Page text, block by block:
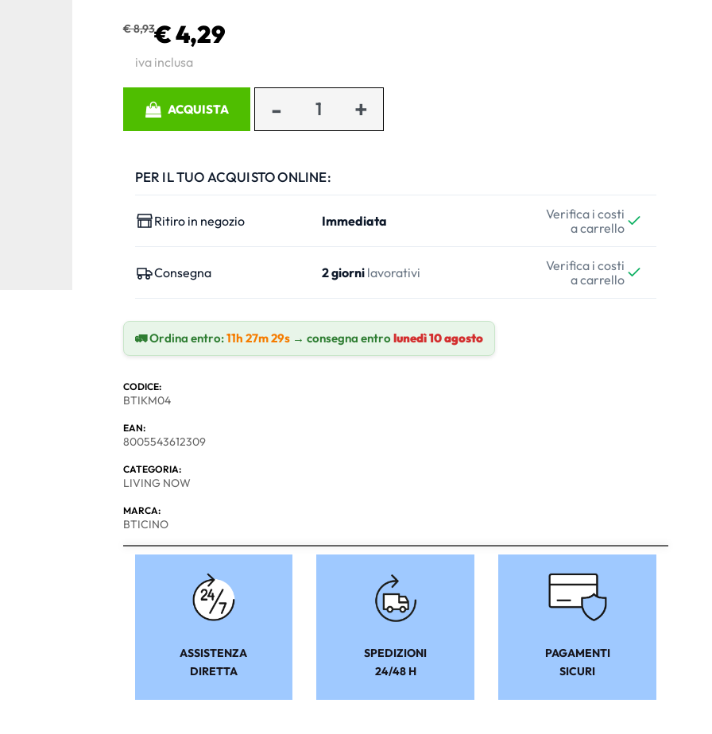
€ 8,93€ 4,29
iva inclusa
ACQUISTA
PER IL TUO ACQUISTO ONLINE:
Ritiro in negozio Immediata
Verifica i costi
a carrello
Consegna 2 giornilavorativi
Verifica i costi
a carrello
🚛 Ordina entro:11h 27m 28s→ consegna entrolunedì 10 agosto
CODICE:
BTIKM04
EAN:
8005543612309
CATEGORIA:
LIVING NOW
MARCA:
BTICINO
ASSISTENZA
DIRETTA
SPEDIZIONI
24/48 H
PAGAMENTI
SICURI